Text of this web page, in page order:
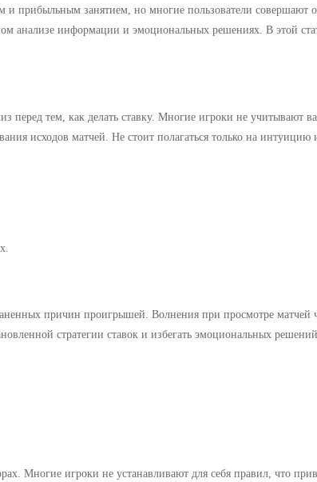
и прибыльным занятием, но многие пользователи совершают
анализе информации и эмоциональных решениях. В этой
тем, как делать ставку. Многие игроки не учитывают
исходов матчей. Не стоит полагаться только на интуицию
причин проигрышей. Волнения при просмотре матчей
стратегии ставок и избегать эмоциональных
Многие игроки не устанавливают для себя правил, что